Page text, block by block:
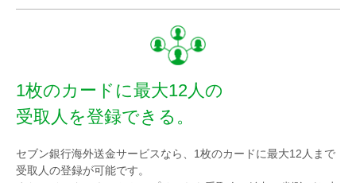
1枚のカードに最大12人の
受取人を登録できる。
セブン銀行海外送金サービスなら、1枚のカードに最大12人まで
受取人の登録が可能です。